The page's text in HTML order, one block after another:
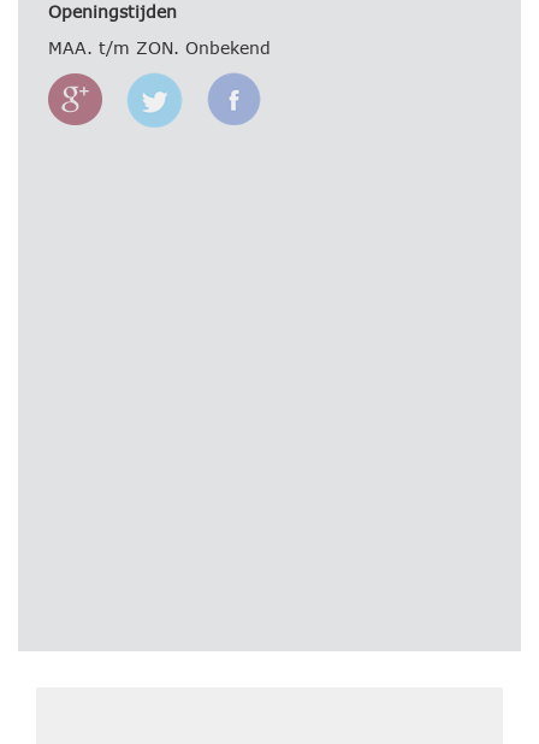
Openingstijden
MAA. t/m ZON. Onbekend